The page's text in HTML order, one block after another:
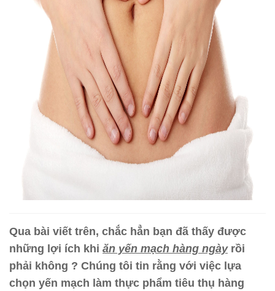
Qua bài viết trên, chắc hẳn bạn đã thấy được
những lợi ích khi ăn yến mạch hàng ngàyrồi
phải không ? Chúng tôi tin rằng với việc lựa
chọn yến mạch làm thực phẩm tiêu thụ hàng